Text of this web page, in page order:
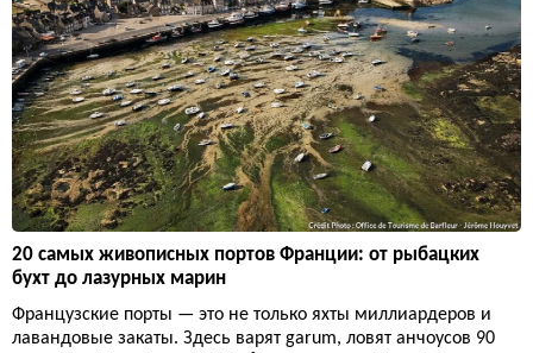
20 самых живописных портов Франции: от рыбацких
бухт до лазурных марин
Французские порты — это не только яхты миллиардеров и
лавандовые закаты. Здесь варят garum, ловят анчоусов 90